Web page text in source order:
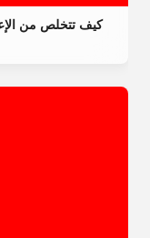
كيف تتخلص من